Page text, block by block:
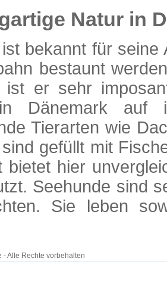
Natur in
bekannt für
bestaunt
ist er sehr
Dänemark auf
Tierarten wie
gefüllt mit
bietet hier
Seehunde sind
Sie leben
Alle Rechte vorbehalten